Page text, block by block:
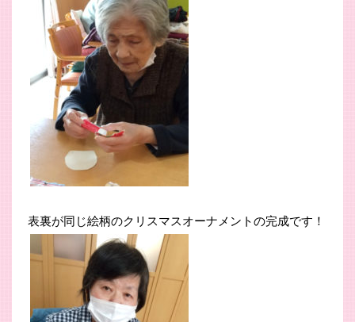
表裏が同じ絵柄のクリスマスオーナメントの完成です！